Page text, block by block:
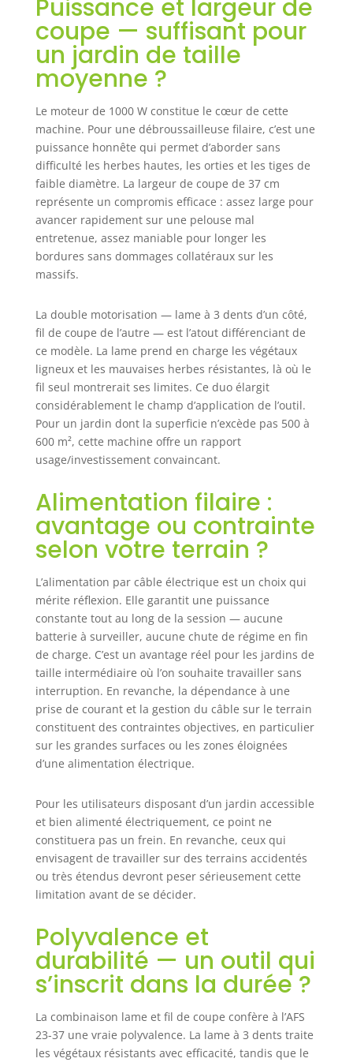
Puissance et largeur de
coupe — suffisant pour
un jardin de taille
moyenne ?
Le moteur de 1000 W constitue le cœur de cette
machine. Pour une débroussailleuse filaire, c’est une
puissance honnête qui permet d’aborder sans
difficulté les herbes hautes, les orties et les tiges de
faible diamètre. La largeur de coupe de 37 cm
représente un compromis efficace : assez large pour
avancer rapidement sur une pelouse mal
entretenue, assez maniable pour longer les
bordures sans dommages collatéraux sur les
massifs.
La double motorisation — lame à 3 dents d’un côté,
fil de coupe de l’autre — est l’atout différenciant de
ce modèle. La lame prend en charge les végétaux
ligneux et les mauvaises herbes résistantes, là où le
fil seul montrerait ses limites. Ce duo élargit
considérablement le champ d’application de l’outil.
Pour un jardin dont la superficie n’excède pas 500 à
600 m², cette machine offre un rapport
usage/investissement convaincant.
Alimentation filaire :
avantage ou contrainte
selon votre terrain ?
L’alimentation par câble électrique est un choix qui
mérite réflexion. Elle garantit une puissance
constante tout au long de la session — aucune
batterie à surveiller, aucune chute de régime en fin
de charge. C’est un avantage réel pour les jardins de
taille intermédiaire où l’on souhaite travailler sans
interruption. En revanche, la dépendance à une
prise de courant et la gestion du câble sur le terrain
constituent des contraintes objectives, en particulier
sur les grandes surfaces ou les zones éloignées
d’une alimentation électrique.
Pour les utilisateurs disposant d’un jardin accessible
et bien alimenté électriquement, ce point ne
constituera pas un frein. En revanche, ceux qui
envisagent de travailler sur des terrains accidentés
ou très étendus devront peser sérieusement cette
limitation avant de se décider.
Polyvalence et
durabilité — un outil qui
s’inscrit dans la durée ?
La combinaison lame et fil de coupe confère à l’AFS
23-37 une vraie polyvalence. La lame à 3 dents traite
les végétaux résistants avec efficacité, tandis que le